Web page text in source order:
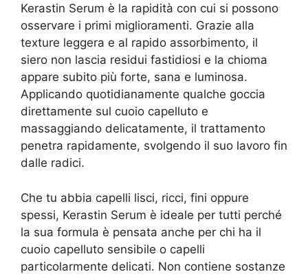
Kerastin Serum è la rapidità con cui si possono
osservare i primi miglioramenti. Grazie alla
texture leggera e al rapido assorbimento, il
siero non lascia residui fastidiosi e la chioma
appare subito più forte, sana e luminosa.
Applicando quotidianamente qualche goccia
direttamente sul cuoio capelluto e
massaggiando delicatamente, il trattamento
penetra rapidamente, svolgendo il suo lavoro fin
dalle radici.
Che tu abbia capelli lisci, ricci, fini oppure
spessi, Kerastin Serum è ideale per tutti perché
la sua formula è pensata anche per chi ha il
cuoio capelluto sensibile o capelli
particolarmente delicati. Non contiene sostanze